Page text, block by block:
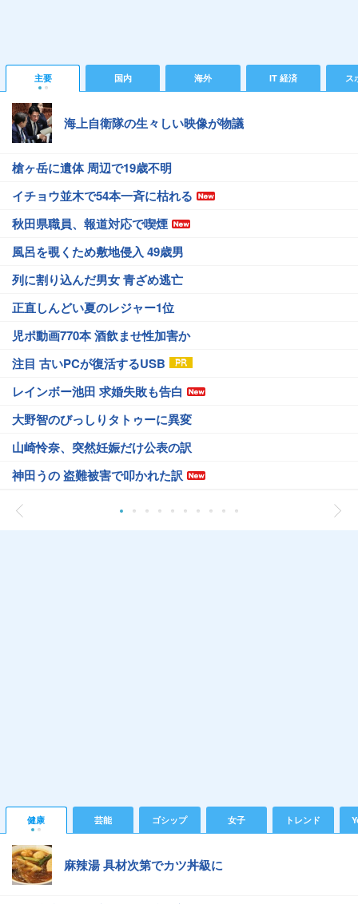
主要 国内 海外 IT 経済 ス
海上自衛隊の生々しい映像が物議
槍ヶ岳に遺体 周辺で19歳不明
イチョウ並木で54本一斉に枯れる
秋田県職員、報道対応で喫煙
風呂を覗くため敷地侵入 49歳男
列に割り込んだ男女 青ざめ逃亡
正直しんどい夏のレジャー1位
児ポ動画770本 酒飲ませ性加害か
注目 古いPCが復活するUSB
レインボー池田 求婚失敗も告白
大野智のびっしりタトゥーに異変
山崎怜奈、突然妊娠だけ公表の訳
神田うの 盗難被害で叩かれた訳
健康 芸能 ゴシップ 女子 トレンド
麻辣湯 具材次第でカツ丼級に